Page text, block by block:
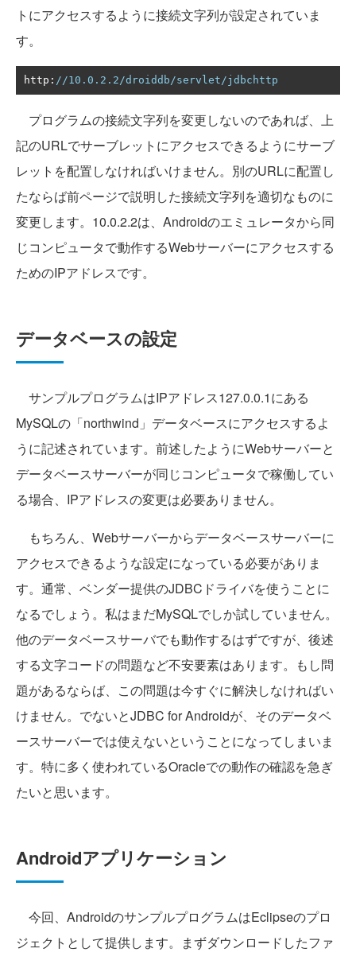
トにアクセスするように接続文字列が設定されていま
す。
http : //10.0.2.2/droiddb/servlet/jdbchttp
プログラムの接続文字列を変更しないのであれば、上
記のURLでサーブレットにアクセスできるようにサーブ
レットを配置しなければいけません。別のURLに配置し
たならば前ページで説明した接続文字列を適切なものに
変更します。10.0.2.2は、Androidのエミュレータから同
じコンピュータで動作するWebサーバーにアクセスする
ためのIPアドレスです。
データベースの設定
サンプルプログラムはIPアドレス127.0.0.1にある
MySQLの「northwind」データベースにアクセスするよ
うに記述されています。前述したようにWebサーバーと
データベースサーバーが同じコンピュータで稼働してい
る場合、IPアドレスの変更は必要ありません。
もちろん、Webサーバーからデータベースサーバーに
アクセスできるような設定になっている必要がありま
す。通常、ベンダー提供のJDBCドライバを使うことに
なるでしょう。私はまだMySQLでしか試していません。
他のデータベースサーバでも動作するはずですが、後述
する文字コードの問題など不安要素はあります。もし問
題があるならば、この問題は今すぐに解決しなければい
けません。でないとJDBC for Androidが、そのデータベ
ースサーバーでは使えないということになってしまいま
す。特に多く使われているOracleでの動作の確認を急ぎ
たいと思います。
Androidアプリケーション
今回、AndroidのサンプルプログラムはEclipseのプロ
ジェクトとして提供します。まずダウンロードしたファ